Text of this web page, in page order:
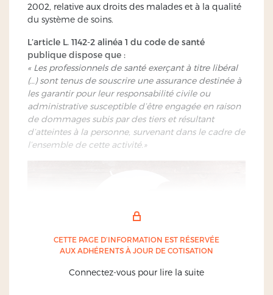
2002, relative aux droits des malades et à la qualité
du système de soins.
L’article L. 1142-2 alinéa 1 du code de santé
publique dispose que :
« Les professionnels de santé exerçant à titre libéral
(…) sont tenus de souscrire une assurance destinée à
les garantir pour leur responsabilité civile ou
administrative susceptible d’être engagée en raison
de dommages subis par des tiers et résultant
d’atteintes à la personne, survenant dans le cadre de
l’ensemble de cette activité.»
CETTE PAGE D’INFORMATION EST RÉSERVÉE
AUX ADHÉRENTS À JOUR DE COTISATION
Connectez-vous pour lire la suite